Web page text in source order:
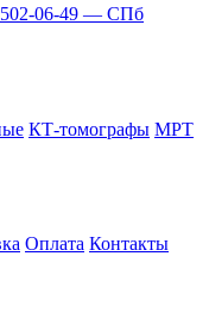
502-06-49 — СПб
КТ-томографы МРТ
Оплата Контакты